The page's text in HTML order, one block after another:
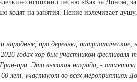
исполнил песню «Как за Доном,
ходят на занятия. Пение излечивает
народные, про деревню,
годах хор был участником фестиваля
Гран-при. Это высокая награда, -
лет, участвуют во всех мероприятиях